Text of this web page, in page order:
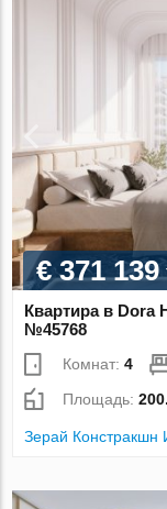
€ 371 139
Квартира в Dora
№45768
Комнат:4
Площадь:
Зерай Констракшн